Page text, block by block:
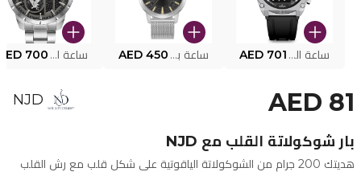
ساعة البوليس الذكية MY.AVATAR PEIUN0000101 AED 701 ساعة بوليس للرجال PEWJG0005002 AED 450 ساعة البوليس PEWJG2227302 700
AED 81
NJD
بار شوكولاتة القلب مع NJD
هديتك 200 جرام من الشوكولاتة الياقوتية على شكل قلب مع رش القلب